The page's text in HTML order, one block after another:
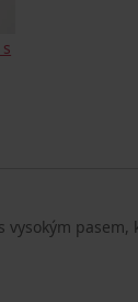
vysokým